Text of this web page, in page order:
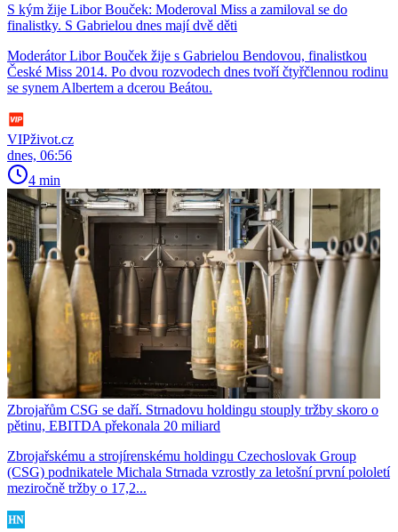
S kým žije Libor Bouček: Moderoval Miss a zamiloval se do
finalistky. S Gabrielou dnes mají dvě děti
Moderátor Libor Bouček žije s Gabrielou Bendovou, finalistkou
České Miss 2014. Po dvou rozvodech dnes tvoří čtyřčlennou rodinu
se synem Albertem a dcerou Beátou.
VIPživot.cz
dnes, 06:56
4 min
Zbrojařům CSG se daří. Strnadovu holdingu stouply tržby skoro o
pětinu, EBITDA překonala 20 miliard
Zbrojařskému a strojírenskému holdingu Czechoslovak Group
(CSG) podnikatele Michala Strnada vzrostly za letošní první pololetí
meziročně tržby o 17,2...